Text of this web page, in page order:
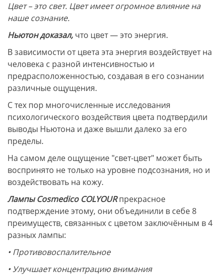
Цвет – это свет. Цвет имеет огромное влияние на
наше сознание.
Ньютон доказал, что цвет — это энергия.
В зависимости от цвета эта энергия воздействует на
человека с разной интенсивностью и
предрасположенностью, создавая в его сознании
различные ощущения.
С тех пор многочисленные исследования
психологического воздействия цвета подтвердили
выводы Ньютона и даже вышли далеко за его
пределы.
На самом деле ощущение "свет-цвет" может быть
воспринято не только на уровне подсознания, но и
воздействовать на кожу.
Лампы Cosmedico COLYOURпрекрасное
подтверждение этому, они объединили в себе 8
преимуществ, связанных с цветом заключённым в 4
разных лампы:
• Противовоспалительное
• Улучшает концентрацию внимания